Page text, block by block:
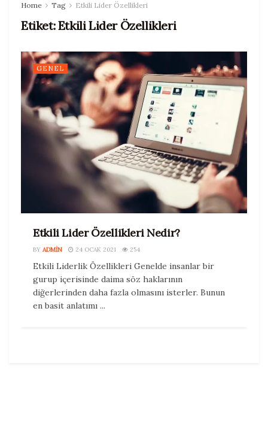
Home Tag Etkili Lider Özellikleri
Etiket:Etkili Lider Özellikleri
GENEL
Etkili Lider Özellikleri Nedir?
BY ADMIN 24 OCAK 2021 254
Etkili Liderlik Özellikleri Genelde insanlar bir
gurup içerisinde daima söz haklarının
diğerlerinden daha fazla olmasını isterler. Bunun
en basit anlatımı ...